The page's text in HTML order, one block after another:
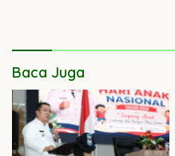
Baca Juga